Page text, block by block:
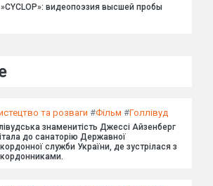
»CYCLOP»: видеопоэзия высшей пробы
та розваги #Фільм #Голлівуд
знаменитість Джессі Айзенберг
до санаторію Державної
служби України, де зустрілася з